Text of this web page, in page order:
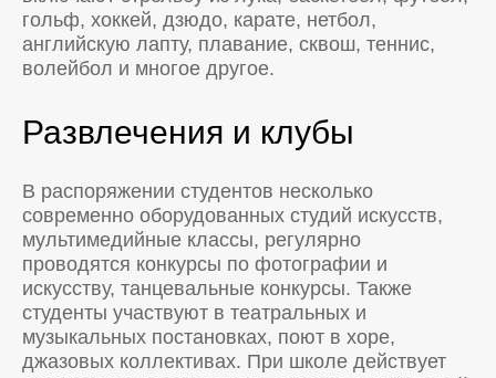
гольф, хоккей, дзюдо, карате, нетбол,
английскую лапту, плавание, сквош, теннис,
волейбол и многое другое.
Развлечения и клубы
В распоряжении студентов несколько
современно оборудованных студий искусств,
мультимедийные классы, регулярно
проводятся конкурсы по фотографии и
искусству, танцевальные конкурсы. Также
студенты участвуют в театральных и
музыкальных постановках, поют в хоре,
джазовых коллективах. При школе действует